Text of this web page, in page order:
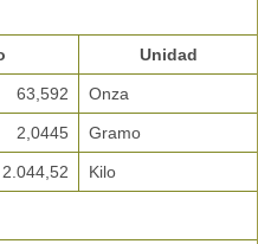
Unidad
63,592 Onza
2,0445 Gramo
2.044,52 Kilo